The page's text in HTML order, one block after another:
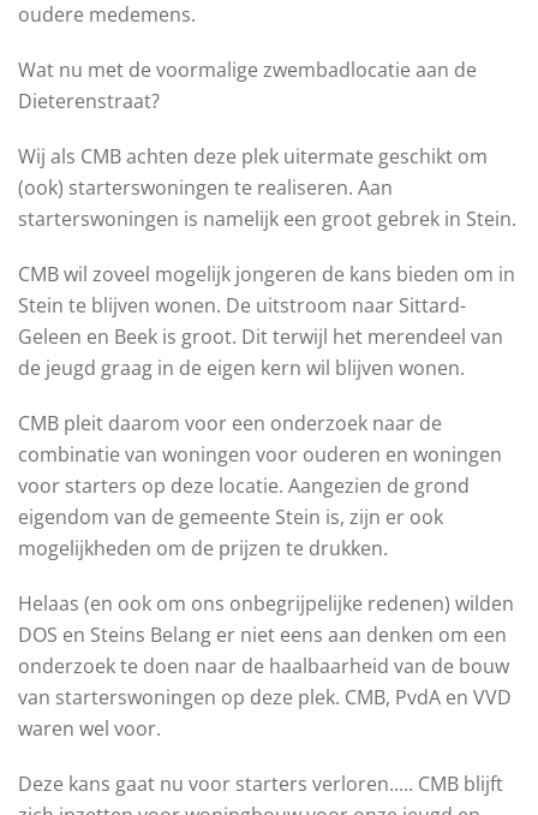
oudere medemens.
Wat nu met de voormalige zwembadlocatie aan de
Dieterenstraat?
Wij als CMB achten deze plek uitermate geschikt om
(ook) starterswoningen te realiseren. Aan
starterswoningen is namelijk een groot gebrek in Stein.
CMB wil zoveel mogelijk jongeren de kans bieden om in
Stein te blijven wonen. De uitstroom naar Sittard-
Geleen en Beek is groot. Dit terwijl het merendeel van
de jeugd graag in de eigen kern wil blijven wonen.
CMB pleit daarom voor een onderzoek naar de
combinatie van woningen voor ouderen en woningen
voor starters op deze locatie. Aangezien de grond
eigendom van de gemeente Stein is, zijn er ook
mogelijkheden om de prijzen te drukken.
Helaas (en ook om ons onbegrijpelijke redenen) wilden
DOS en Steins Belang er niet eens aan denken om een
onderzoek te doen naar de haalbaarheid van de bouw
van starterswoningen op deze plek. CMB, PvdA en VVD
waren wel voor.
Deze kans gaat nu voor starters verloren..... CMB blijft